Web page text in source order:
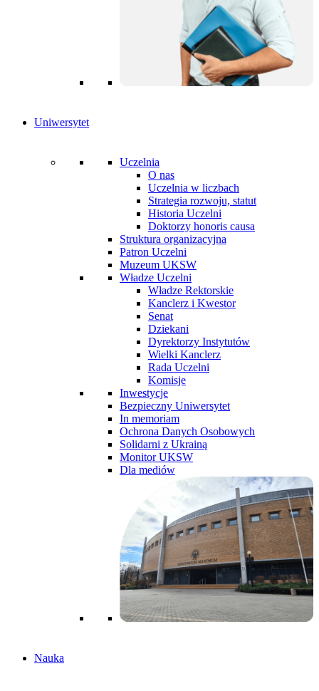
Uniwersytet
Uczelnia
O nas
Uczelnia w liczbach
Strategia rozwoju, statut
Historia Uczelni
Doktorzy honoris causa
Struktura organizacyjna
Patron Uczelni
Muzeum UKSW
Władze Uczelni
Władze Rektorskie
Kanclerz i Kwestor
Senat
Dziekani
Dyrektorzy Instytutów
Wielki Kanclerz
Rada Uczelni
Komisje
Inwestycje
Bezpieczny Uniwersytet
In memoriam
Ochrona Danych Osobowych
Solidarni z Ukrainą
Monitor UKSW
Dla mediów
Nauka